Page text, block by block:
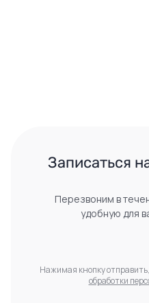
Записаться
Перезвоним в
удобную для
Нажимая кнопку
обработки